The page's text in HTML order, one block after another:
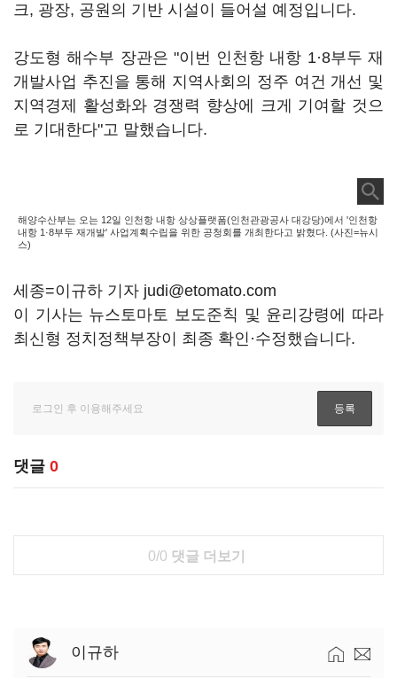
크, 광장, 공원의 기반 시설이 들어설 예정입니다.
강도형 해수부 장관은 "이번 인천항 내항 1·8부두 재
개발사업 추진을 통해 지역사회의 정주 여건 개선 및
지역경제 활성화와 경쟁력 향상에 크게 기여할 것으
로 기대한다"고 말했습니다.
해양수산부는 오는 12일 인천항 내항 상상플랫폼(인천관광공사 대강당)에서 '인천항
내항 1·8부두 재개발' 사업계획수립을 위한 공청회를 개최한다고 밝혔다. (사진=뉴시
스)
세종=이규하 기자 judi@etomato.com
이 기사는 뉴스토마토 보도준칙 및 윤리강령에 따라
최신형 정치정책부장이 최종 확인·수정했습니다.
댓글 0
0/0 댓글 더보기
이규하